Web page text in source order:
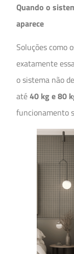
Quando o
aparece
Soluções como
exatamente
o sistema não
até40 kg e 80
funcionamento